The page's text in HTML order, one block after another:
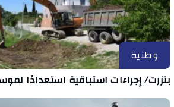
وطنية
بنزرت/ إجراءات استباقية استعدادًا